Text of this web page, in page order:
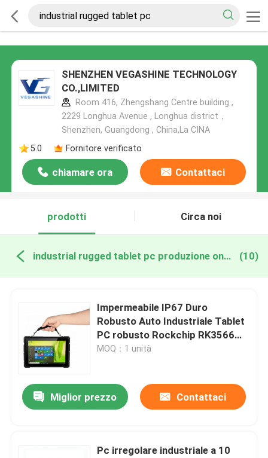
SHENZHEN VEGASHINE TECHNOLOGY
CO.,LIMITED
Room 416, Zhengshang Centre building ,
2229 Longhua Avenue , Longhua district，
Shenzhen, Guangdong , China,La CINA
5.0
Fornitore verificato
chiamare ora Contattaci
prodotti Circa noi
industrial rugged tablet pc produzione online (10)
Impermeabile IP67 Duro
Robusto Auto Industriale Tablet
PC robusto Rockchip RK3566
GPS portatile da 8 pollici
MOQ：1 unità
Miglior prezzo Contattaci
Pc irregolare industriale a 10